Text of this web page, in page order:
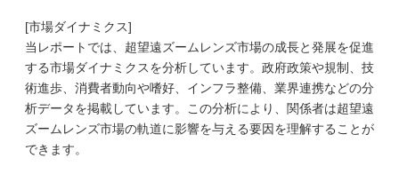
[市場ダイナミクス]
当レポートでは、超望遠ズームレンズ市場の成長と発展を促進
する市場ダイナミクスを分析しています。政府政策や規制、技
術進歩、消費者動向や嗜好、インフラ整備、業界連携などの分
析データを掲載しています。この分析により、関係者は超望遠
ズームレンズ市場の軌道に影響を与える要因を理解することが
できます。